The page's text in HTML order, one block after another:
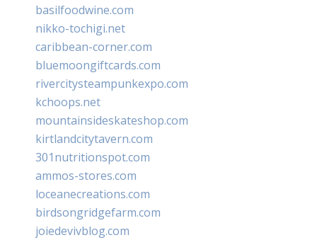
basilfoodwine.com
nikko-tochigi.net
caribbean-corner.com
bluemoongiftcards.com
rivercitysteampunkexpo.com
kchoops.net
mountainsideskateshop.com
kirtlandcitytavern.com
301nutritionspot.com
ammos-stores.com
loceanecreations.com
birdsongridgefarm.com
joiedevivblog.com